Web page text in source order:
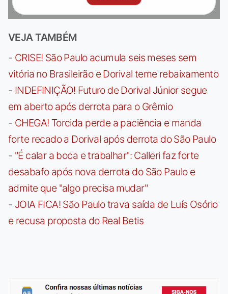
VEJA TAMBÉM
- CRISE! São Paulo acumula seis meses sem
vitória no Brasileirão e Dorival teme rebaixamento
- INDEFINIÇÃO! Futuro de Dorival Júnior segue
em aberto após derrota para o Grêmio
- CHEGA! Torcida perde a paciência e manda
forte recado a Dorival após derrota do São Paulo
- "É calar a boca e trabalhar": Calleri faz forte
desabafo após nova derrota do São Paulo e
admite que "algo precisa mudar"
- JOIA FICA! São Paulo trava saída de Luís Osório
e recusa proposta do Real Betis